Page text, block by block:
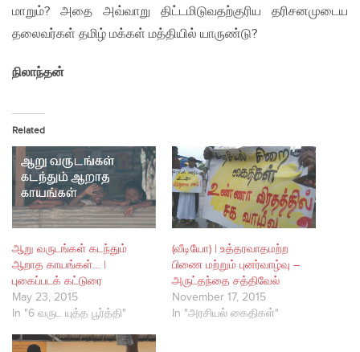
மாறும்? அதை அவ்வாறு திட்டமிடுவதற்குரிய தரிசனமுடைய
தலைவர்கள் தமிழ் மக்கள் மத்தியில் யாருண்டு?
நிலாந்தன்
Related
ஆறு வருடங்கள் கடந்தும்
ஆறாத காயங்கள்… |
புகைப்படக் கட்டுரை
May 23, 2015
In "6 வருட யுத்த பூர்த்தி"
(வீடியோ) | உத்தரவாதமற்ற
பிணை மற்றும் புனர்வாழ்வு –
அருட்தந்தை சத்திவேல்
November 17, 2015
In "அரசியல் கைதிகள்"